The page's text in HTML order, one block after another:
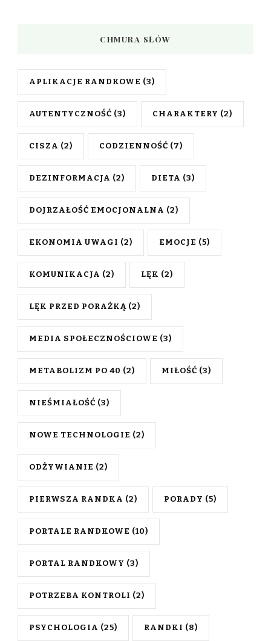
CHMURA SŁÓW
APLIKACJE RANDKOWE (3)
AUTENTYCZNOŚĆ (3) CHARAKTERY (2)
CISZA (2) CODZIENNOŚĆ (7)
DEZINFORMACJA (2) DIETA (3)
DOJRZAŁOŚĆ EMOCJONALNA (2)
EKONOMIA UWAGI (2) EMOCJE (5)
KOMUNIKACJA (2) LĘK (2)
LĘK PRZED PORAŻKĄ (2)
MEDIA SPOŁECZNOŚCIOWE (3)
METABOLIZM PO 40 (2) MIŁOŚĆ (3)
NIEŚMIAŁOŚĆ (3)
NOWE TECHNOLOGIE (2)
ODŻYWIANIE (2)
PIERWSZA RANDKA (2) PORADY (5)
PORTALE RANDKOWE (10)
PORTAL RANDKOWY (3)
POTRZEBA KONTROLI (2)
PSYCHOLOGIA (25) RANDKI (8)